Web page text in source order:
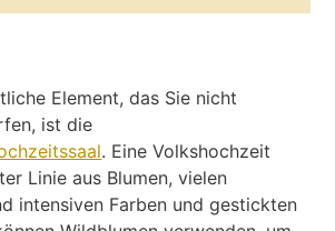
Element, das Sie nicht
ist die
. Eine Volkshochzeit
Linie aus Blumen, vielen
intensiven Farben und gestickten